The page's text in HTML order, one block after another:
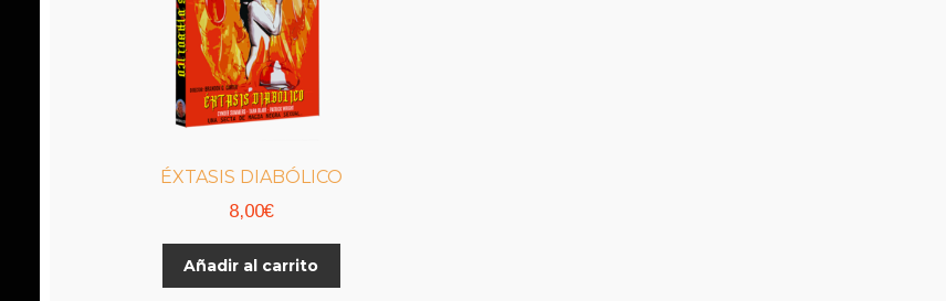
ÉXTASIS DIABÓLICO
8,00€
Añadir al carrito